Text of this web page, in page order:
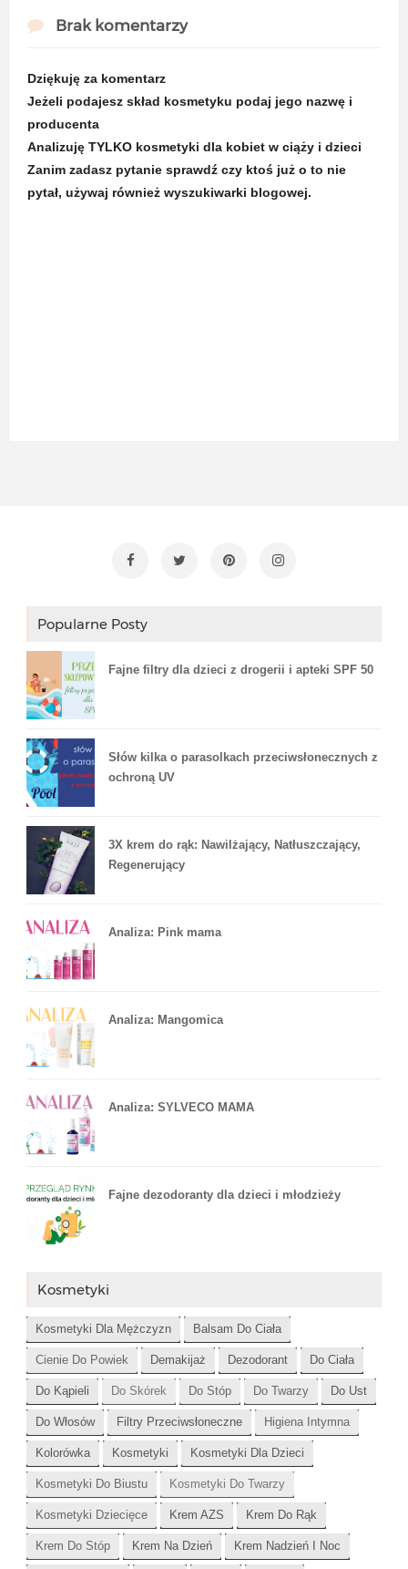
Brak komentarzy
Dziękuję za komentarz
Jeżeli podajesz skład kosmetyku podaj jego nazwę i
producenta
Analizuję TYLKO kosmetyki dla kobiet w ciąży i dzieci
Zanim zadasz pytanie sprawdź czy ktoś już o to nie
pytał, używaj również wyszukiwarki blogowej.
Popularne Posty
Fajne filtry dla dzieci z drogerii i apteki SPF 50
Słów kilka o parasolkach przeciwsłonecznych z
ochroną UV
3X krem do rąk: Nawilżający, Natłuszczający,
Regenerujący
Analiza: Pink mama
Analiza: Mangomica
Analiza: SYLVECO MAMA
Fajne dezodoranty dla dzieci i młodzieży
Kosmetyki
Kosmetyki Dla Mężczyzn Balsam Do Ciała
Cienie Do Powiek Demakijaż Dezodorant Do Ciała
Do Kąpieli Do Skórek Do Stóp Do Twarzy Do Ust
Do Włosów Filtry Przeciwsłoneczne Higiena Intymna
Kolorówka Kosmetyki Kosmetyki Dla Dzieci
Kosmetyki Do Biustu Kosmetyki Do Twarzy
Kosmetyki Dziecięce Krem AZS Krem Do Rąk
Krem Do Stóp Krem Na Dzień Krem Nadzień I Noc